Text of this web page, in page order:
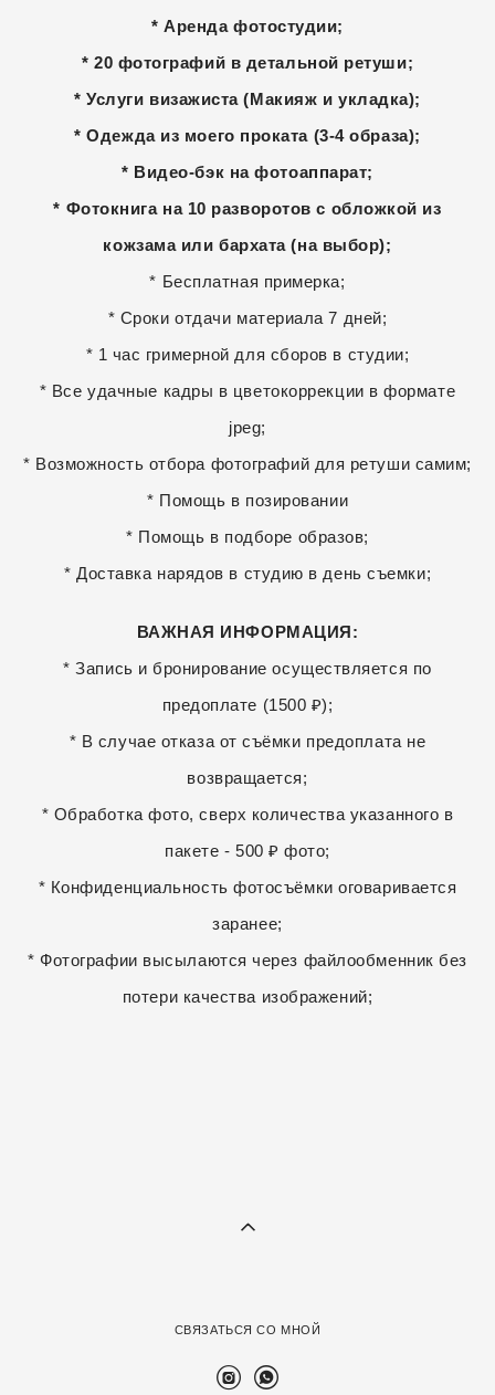
* Аренда фотостудии;
* 20 фотографий в детальной ретуши;
* Услуги визажиста (Макияж и укладка);
* Одежда из моего проката (3-4 образа);
* Видео-бэк на фотоаппарат;
* Фотокнига на 10 разворотов с обложкой из
кожзама или бархата (на выбор);
* Бесплатная примерка;
* Сроки отдачи материала 7 дней;
* 1 час гримерной для сборов в студии;
* Все удачные кадры в цветокоррекции в формате
jpeg;
* Возможность отбора фотографий для ретуши самим;
* Помощь в позировании
* Помощь в подборе образов;
* Доставка нарядов в студию в день съемки;
ВАЖНАЯ ИНФОРМАЦИЯ:
* Запись и бронирование осуществляется по
предоплате (1500 ₽);
* В случае отказа от съёмки предоплата не
возвращается;
* Обработка фото, сверх количества указанного в
пакете - 500 ₽ фото;
* Конфиденциальность фотосъёмки оговаривается
заранее;
* Фотографии высылаются через файлообменник без
потери качества изображений;
СВЯЗАТЬСЯ СО МНОЙ